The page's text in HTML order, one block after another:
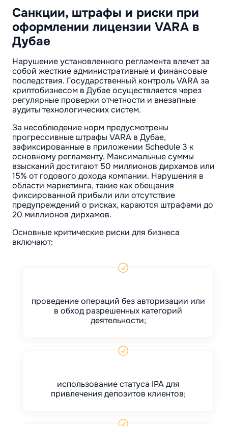
Санкции, штрафы и риски при
оформлении лицензии VARA в
Дубае
Нарушение установленного регламента влечет за
собой жесткие административные и финансовые
последствия. Государственный контроль VARA за
криптобизнесом в Дубае осуществляется через
регулярные проверки отчетности и внезапные
аудиты технологических систем.
За несоблюдение норм предусмотрены
прогрессивные штрафы VARA в Дубае,
зафиксированные в приложении Schedule 3 к
основному регламенту. Максимальные суммы
взысканий достигают 50 миллионов дирхамов или
15% от годового дохода компании. Нарушения в
области маркетинга, такие как обещания
фиксированной прибыли или отсутствие
предупреждений о рисках, караются штрафами до
20 миллионов дирхамов.
Основные критические риски для бизнеса
включают:
проведение операций без авторизации или
в обход разрешенных категорий
деятельности;
использование статуса IPA для
привлечения депозитов клиентов;